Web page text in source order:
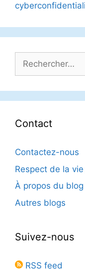
Rechercher :
Contact
Contactez-nous
Respect de la
À propos du blog
Autres blogs
Suivez-nous
RSS feed